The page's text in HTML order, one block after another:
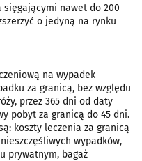
sięgającymi nawet do 200
o jedyną na rynku
na wypadek
za granicą, bez względu
przez 365 dni od daty
pobyt za granicą do 45 dni.
koszty leczenia za granicą
wypadków,
prywatnym, bagaż